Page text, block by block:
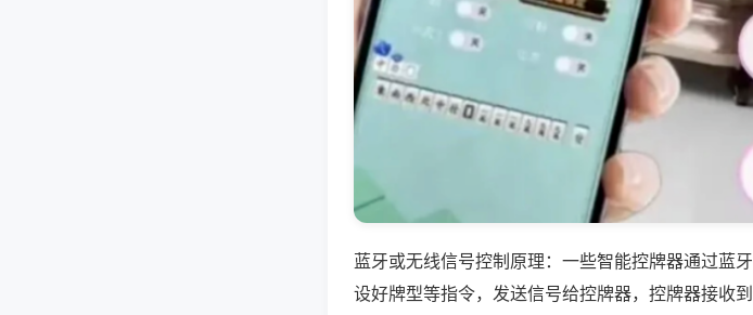
蓝牙或无线信号控制原理：一些智能控牌器通过蓝
设好牌型等指令，发送信号给控牌器，控牌器接收